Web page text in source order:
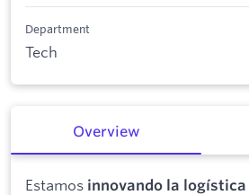
Department
Tech
Overview
Estamos innovando la logística